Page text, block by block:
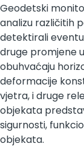
Geodetski
analizu različitih
detektirali
druge promjene
obuhvaćaju
deformacije
vjetra, i druge
objekata
sigurnosti,
objekata.